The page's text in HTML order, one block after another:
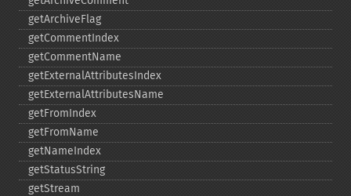
getArchiveFlag
getCommentIndex
getCommentName
getExternalAttributesIndex
getExternalAttributesName
getFromIndex
getFromName
getNameIndex
getStatusString
getStream